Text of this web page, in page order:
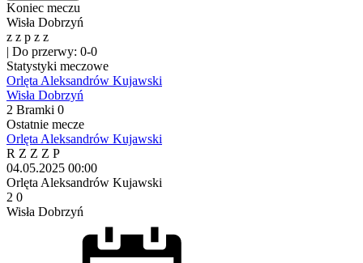
Koniec meczu
Wisła Dobrzyń
z z p z z
| Do przerwy: 0-0
Statystyki meczowe
Orlęta Aleksandrów Kujawski
Wisła Dobrzyń
2 Bramki 0
Ostatnie mecze
Orlęta Aleksandrów Kujawski
R Z Z Z P
04.05.2025 00:00
Orlęta Aleksandrów Kujawski
2 0
Wisła Dobrzyń